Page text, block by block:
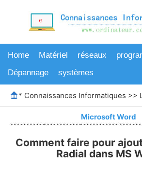
Home Matériel réseaux
Dépannage
systèmes
* Connaissances Informatiques >>
Microsoft Word
Comment faire pour
Radial dans MS